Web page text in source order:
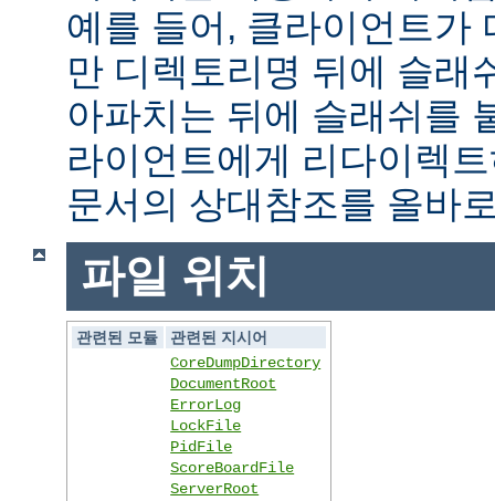
예를 들어, 클라이언트가
만 디렉토리명 뒤에 슬래
아파치는 뒤에 슬래쉬를
라이언트에게 리다이렉
문서의 상대참조를 올바
파일 위치
관련된 모듈
관련된 지시어
CoreDumpDirectory
DocumentRoot
ErrorLog
LockFile
PidFile
ScoreBoardFile
ServerRoot